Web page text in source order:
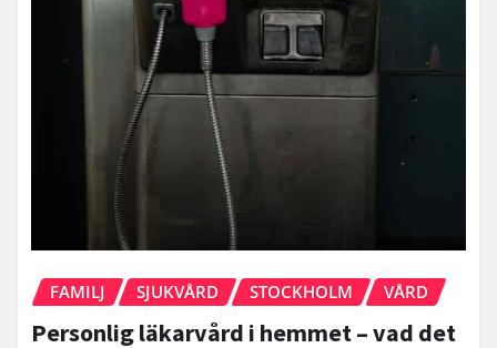
FAMILJ SJUKVÅRD STOCKHOLM VÅRD
Personlig läkarvård i hemmet – vad det